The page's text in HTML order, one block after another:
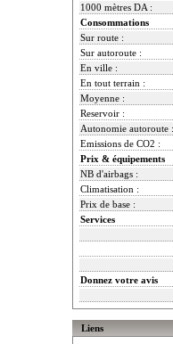
1000 mètres DA :
Consommations
Sur route :
Sur autoroute :
En ville :
En tout terrain :
Moyenne :
Reservoir :
Autonomie autoroute :
Emissions de CO2 :
Prix & équipements
NB d'airbags :
Climatisation :
Prix de base :
Services
Donnez votre avis
Liens